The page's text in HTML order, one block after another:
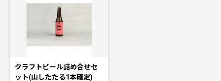
クラフトビール詰め合せセ
ット(山したたる1本確定)